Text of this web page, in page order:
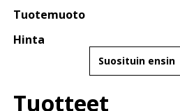
Tuotemuoto
Hinta
Järjestä
Tuotteet